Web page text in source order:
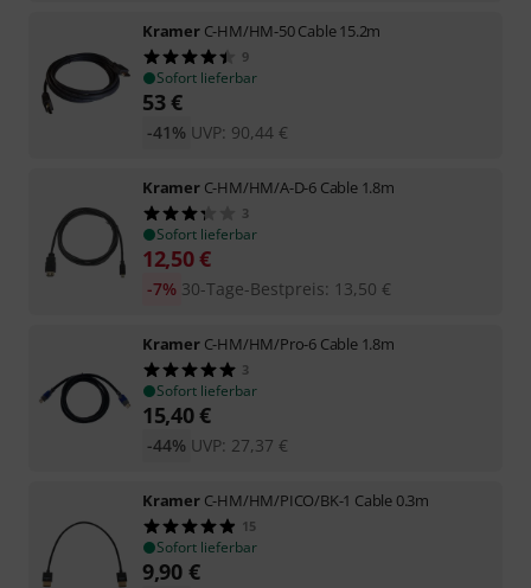
Kramer C-HM/HM-50 Cable 15.2m
9
Sofort lieferbar
53€
UVP: 90,44 €
-41%
Kramer C-HM/HM/A-D-6 Cable 1.8m
3
Sofort lieferbar
12,50€
30-Tage-Bestpreis: 13,50 €
-7%
Kramer C-HM/HM/Pro-6 Cable 1.8m
3
Sofort lieferbar
15,40€
UVP: 27,37 €
-44%
Kramer C-HM/HM/PICO/BK-1 Cable 0.3m
15
Sofort lieferbar
9,90 €